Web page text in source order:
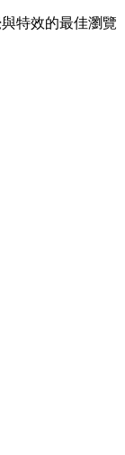
特效的最佳瀏覽